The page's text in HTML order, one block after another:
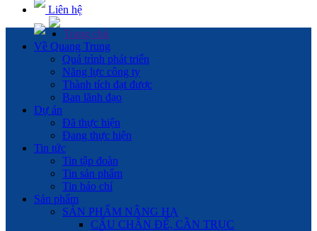
Liên hệ
Trang chủ
Về Quang Trung
Quá trình phát triển
Năng lực công ty
Thành tích đạt được
Ban lãnh đạo
Dự án
Đã thực hiện
Đang thực hiện
Tin tức
Tin tập đoàn
Tin sản phẩm
Tin báo chí
Sản phẩm
SẢN PHẨM NÂNG HẠ
CẨU CHÂN ĐẾ, CẦN TRỤC